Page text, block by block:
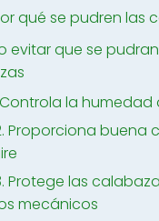
qué se pudren las
evitar que se
Controla la humedad
Proporciona buena
Protege las
mecánicos